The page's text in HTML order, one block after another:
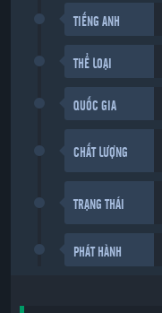
TIẾNG ANH
THỂ LOẠI
QUỐC GIA
CHẤT LƯỢNG
TRẠNG THÁI
PHÁT HÀNH